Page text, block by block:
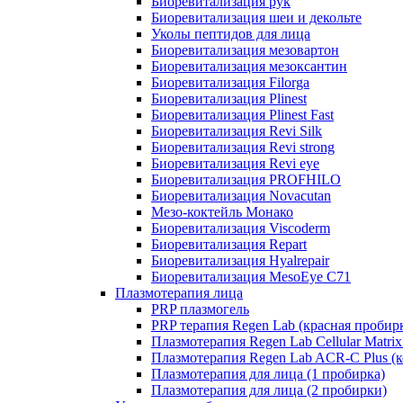
Биоревитализация шеи и декольте
Уколы пептидов для лица
Биоревитализация мезовартон
Биоревитализация мезоксантин
Биоревитализация Filorga
Биоревитализация Plinest
Биоревитализация Plinest Fast
Биоревитализация Revi Silk
Биоревитализация Revi strong
Биоревитализация Revi eye
Биоревитализация PROFHILO
Биоревитализация Novacutan
Мезо-коктейль Монако
Биоревитализация Viscoderm
Биоревитализация Repart
Биоревитализация Hyalrepair
Биоревитализация MesoEye C71
Плазмотерапия лица
PRP плазмогель
PRP терапия Regen Lab (красная
Плазмотерапия Regen Lab Cellular
Плазмотерапия Regen Lab ACR-C Plus
Плазмотерапия для лица (1 пробирка)
Плазмотерапия для лица (2 пробирки)